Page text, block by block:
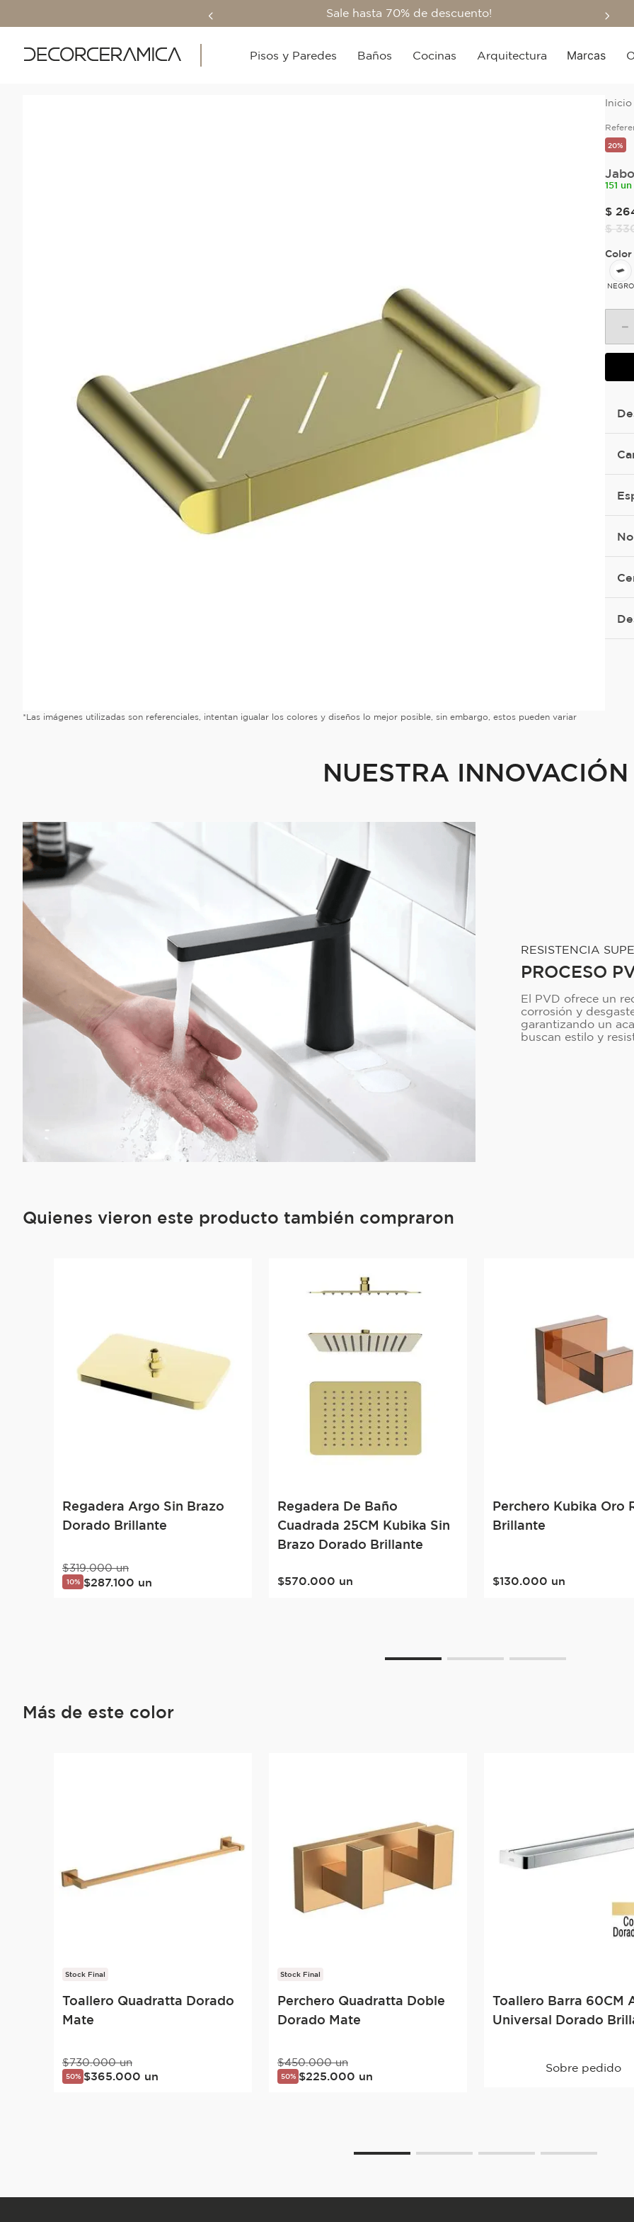
Sale hasta 70% de descuento!
Pisos y Paredes Baños Cocinas Arquitectura Marcas
*Las imágenes utilizadas son referenciales, intentan igualar los colores y diseños lo mejor posible, sin embargo, estos pueden variar
20%
151
$
$
Color
NEGRO
－
NUESTRA INNOVACIÓN
RESISTENCIA
PROCESO
El PVD ofrece un
corrosión y
garantizando un
buscan estilo y
Quienes vieron este producto también compraron
Regadera Argo Sin Brazo
Dorado Brillante
$319.000 un
10% $287.100 un
Regadera De Baño
Cuadrada 25CM Kubika Sin
Brazo Dorado Brillante
$570.000 un
Perchero Kubika Oro
Brillante
$130.000 un
Más de este color
Stock Final
Toallero Quadratta Dorado
Mate
$730.000 un
50% $365.000 un
Stock Final
Perchero Quadratta Doble
Dorado Mate
$450.000 un
50% $225.000 un
Toallero Barra 60CM
Universal Dorado
Sobre pedido